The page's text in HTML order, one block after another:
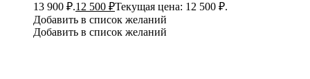
13 900 ₽.12 500 ₽Текущая цена: 12 500 ₽.
Добавить в список желаний
Добавить в список желаний